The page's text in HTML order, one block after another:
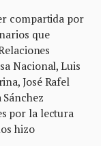
compartida por
que
Nacional, Luis
José Rafel
por la lectura
hizo